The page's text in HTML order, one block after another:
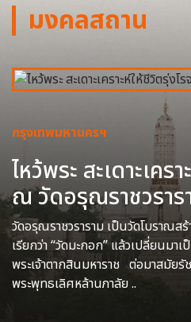
มงคลสถาน
กรุงเทพมหานครฯ
ไหว้พระ สะเดาะเคร
ณ วัดอรุณราชวราร
วัดอรุณราชวราราม เป็นวัดโบราณ
เรียกว่า “วัดมะกอก” แล้วเปลี่ยนมา
พระเจ้าตากสินมหาราช ต่อมาสมัยรั
พระพุทธเลิศหล้านภาลัย ..